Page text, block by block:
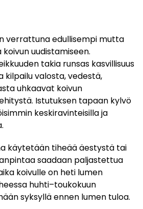
verrattuna edullisempi mutta
uudistamiseen.
takia runsas kasvillisuus
kilpailu valosta, vedestä,
uhkaavat koivun
Istutuksen tapaan kylvö
keskiravinteisilla ja
käytetään tiheää äestystä tai
saadaan paljastettua
koivulle on heti lumen
huhti–toukokuun
syksyllä ennen lumen tuloa.